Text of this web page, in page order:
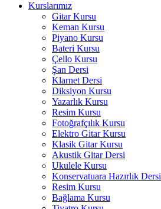
Kurslarımız
Gitar Kursu
Keman Kursu
Piyano Kursu
Bateri Kursu
Çello Kursu
Şan Dersi
Klarnet Dersi
Diksiyon Kursu
Yazarlık Kursu
Resim Kursu
Fotoğrafçılık Kursu
Elektro Gitar Kursu
Klasik Gitar Kursu
Akustik Gitar Dersi
Ukulele Kursu
Konservatuara Hazırlık Dersi
Resim Kursu
Bağlama Kursu